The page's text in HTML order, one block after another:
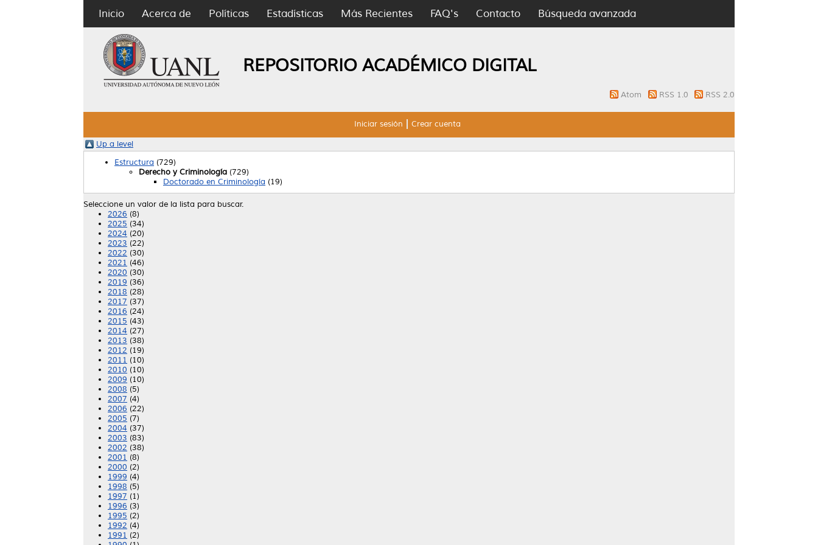
Inicio Acerca de Políticas Estadísticas Más Recientes FAQ's Contacto Búsqueda avanzada
REPOSITORIO ACADÉMICO DIGITAL
Atom RSS 1.0 RSS 2.0
Iniciar sesión Crear cuenta
Up a level
Estructura (729)
Derecho y Criminología (729)
Doctorado en Criminología (19)
Seleccione un valor de la lista para buscar.
2026 (8)
2025 (34)
2024 (20)
2023 (22)
2022 (30)
2021 (46)
2020 (30)
2019 (36)
2018 (28)
2017 (37)
2016 (24)
2015 (43)
2014 (27)
2013 (38)
2012 (19)
2011 (10)
2010 (10)
2009 (10)
2008 (5)
2007 (4)
2006 (22)
2005 (7)
2004 (37)
2003 (83)
2002 (38)
2001 (8)
2000 (2)
1999 (4)
1998 (5)
1997 (1)
1996 (3)
1995 (2)
1992 (4)
1991 (2)